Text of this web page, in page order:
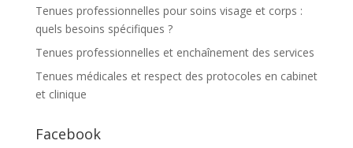
Tenues professionnelles pour soins visage et corps :
quels besoins spécifiques ?
Tenues professionnelles et enchaînement des services
Tenues médicales et respect des protocoles en cabinet
et clinique
Facebook